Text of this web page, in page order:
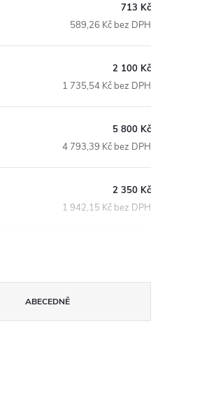
713 Kč
589,26 Kč bez DPH
2 100 Kč
1 735,54 Kč bez DPH
5 800 Kč
4 793,39 Kč bez DPH
2 350 Kč
1 942,15 Kč bez DPH
ABECEDNĚ